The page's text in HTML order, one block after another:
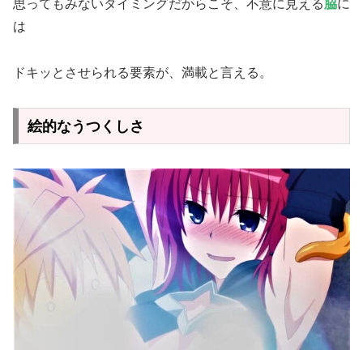
思ってもみないタイミングだからこそ、不意に見える脇に
は
ドキッとさせられる要素が、満載と言える。
絵的なうつくしさ